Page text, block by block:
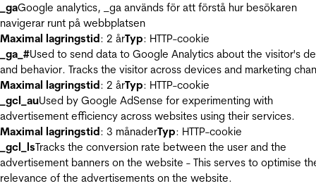
_gaGoogle analytics, _ga används för att förstå hur besökaren
navigerar runt på webbplatsen
Maximal lagringstid: 2 årTyp: HTTP-cookie
_ga_#Used to send data to Google Analytics about the visitor's
and behavior. Tracks the visitor across devices and marketing
Maximal lagringstid: 2 årTyp: HTTP-cookie
_gcl_auUsed by Google AdSense for experimenting with
advertisement efficiency across websites using their services.
Maximal lagringstid: 3 månaderTyp: HTTP-cookie
_gcl_lsTracks the conversion rate between the user and the
advertisement banners on the website - This serves to optimise
relevance of the advertisements on the website.